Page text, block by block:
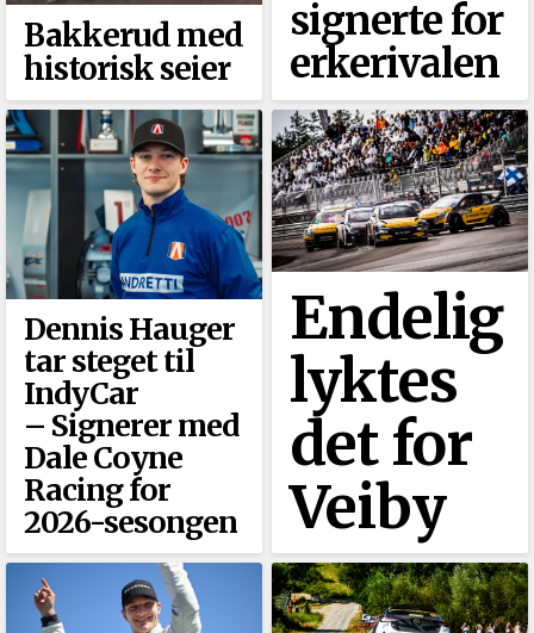
Bakkerud med
historisk seier
signerte for
erkerivalen
Dennis Hauger
tar steget til
IndyCar
–⁠ Signerer med
Dale Coyne
Racing for
2026-sesongen
Endelig
lyktes
det for
Veiby